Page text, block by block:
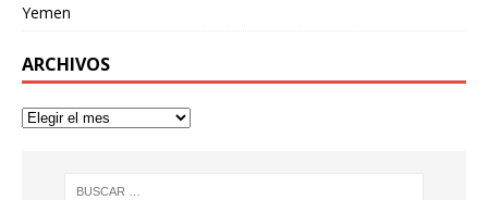
Yemen
ARCHIVOS